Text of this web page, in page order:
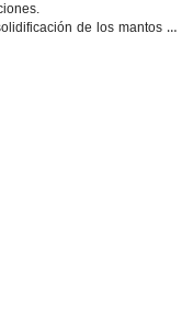
de los mantos de